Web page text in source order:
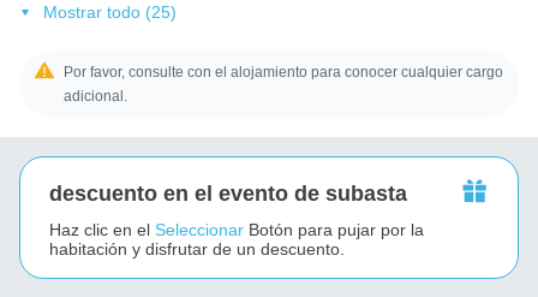
Mostrar todo (25)
Por favor, consulte con el alojamiento para conocer cualquier cargo
adicional.
descuento en el evento de subasta
Haz clic en el Seleccionar Botón para pujar por la
habitación y disfrutar de un descuento.